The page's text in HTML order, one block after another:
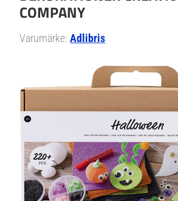
COMPANY
Varumärke:Adlibris